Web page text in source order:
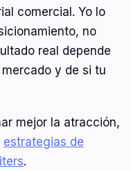
comercial. Yo lo
no
real depende
y de si tu
mejor la atracción,
estrategias de
.